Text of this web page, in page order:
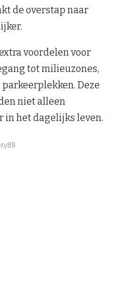
de overstap naar
voordelen voor
tot milieuzones,
Deze
niet alleen
in het dagelijks leven.